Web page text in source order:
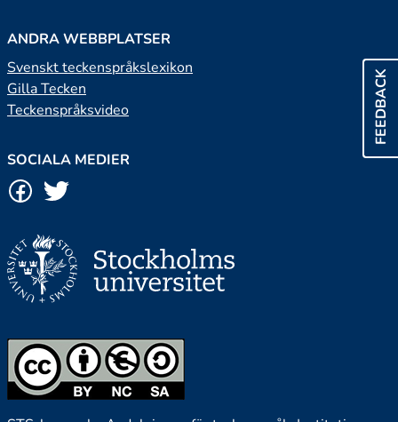
FEEDBACK
ANDRA WEBBPLATSER
Svenskt teckenspråkslexikon
Gilla Tecken
Teckenspråksvideo
SOCIALA MEDIER